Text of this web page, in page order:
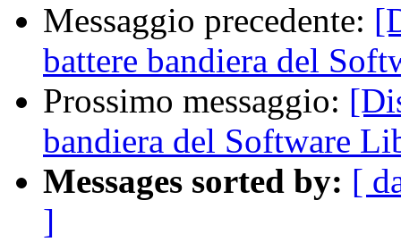
Messaggio precedente:
battere bandiera del
Prossimo messaggio:
bandiera del Software
Messages sorted by: [
]